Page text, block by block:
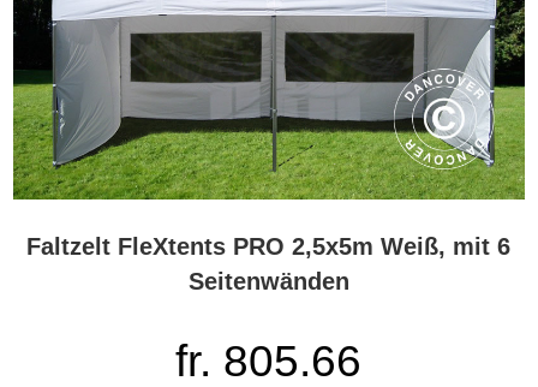
Faltzelt FleXtents PRO 2,5x5m Weiß, mit 6
Seitenwänden
fr. 805.66